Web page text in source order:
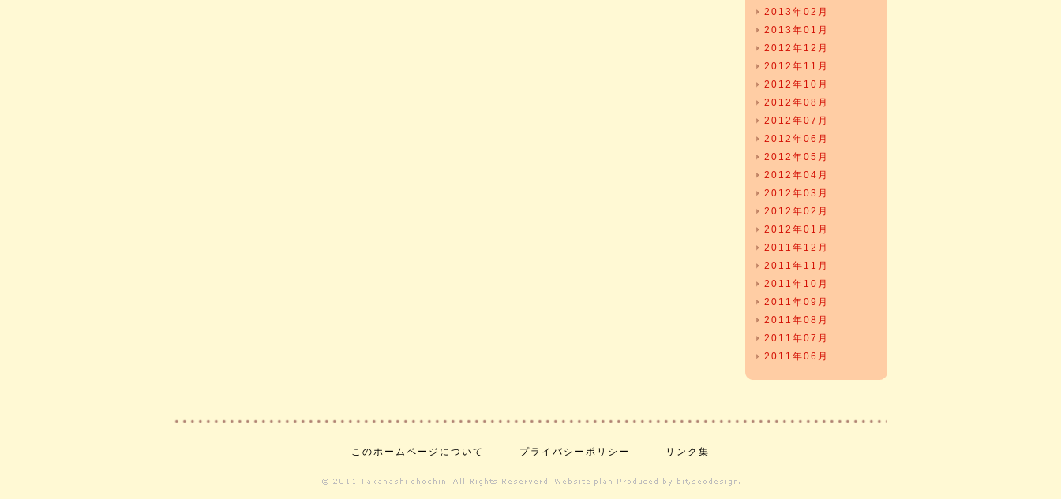
2013年02月
2013年01月
2012年12月
2012年11月
2012年10月
2012年08月
2012年07月
2012年06月
2012年05月
2012年04月
2012年03月
2012年02月
2012年01月
2011年12月
2011年11月
2011年10月
2011年09月
2011年08月
2011年07月
2011年06月
このホームページについて プライバシーポリシー リンク集